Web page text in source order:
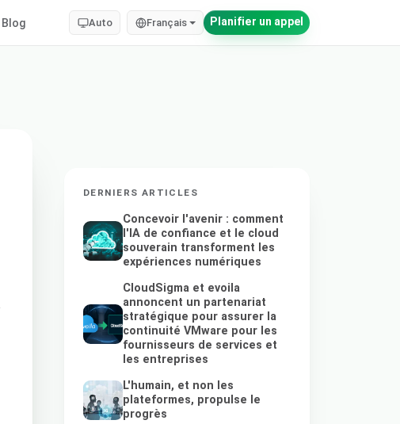
Blog Auto Français Planifier un appel
DERNIERS ARTICLES
Concevoir l'avenir : comment
l'IA de confiance et le cloud
souverain transforment les
expériences numériques
CloudSigma et evoila
annoncent un partenariat
stratégique pour assurer la
continuité VMware pour les
fournisseurs de services et
les entreprises
L'humain, et non les
plateformes, propulse le
progrès